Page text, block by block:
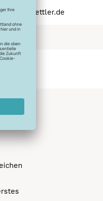
mettler.de